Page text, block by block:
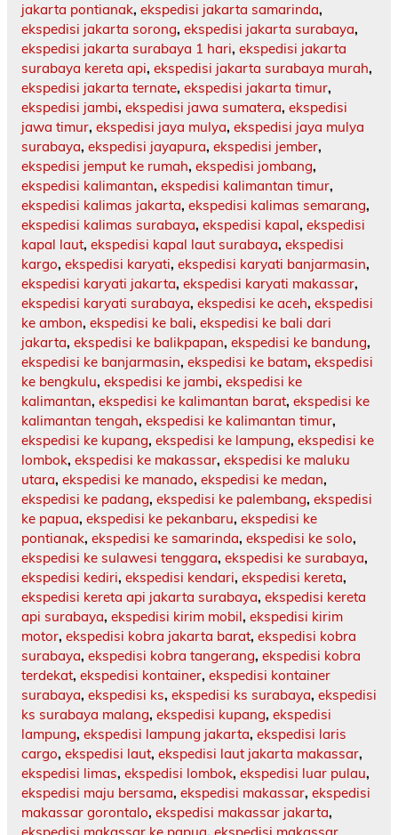
jakarta pontianak, ekspedisi jakarta samarinda,
ekspedisi jakarta sorong, ekspedisi jakarta surabaya,
ekspedisi jakarta surabaya 1 hari, ekspedisi jakarta
surabaya kereta api, ekspedisi jakarta surabaya murah,
ekspedisi jakarta ternate, ekspedisi jakarta timur,
ekspedisi jambi, ekspedisi jawa sumatera, ekspedisi
jawa timur, ekspedisi jaya mulya, ekspedisi jaya mulya
surabaya, ekspedisi jayapura, ekspedisi jember,
ekspedisi jemput ke rumah, ekspedisi jombang,
ekspedisi kalimantan, ekspedisi kalimantan timur,
ekspedisi kalimas jakarta, ekspedisi kalimas semarang,
ekspedisi kalimas surabaya, ekspedisi kapal, ekspedisi
kapal laut, ekspedisi kapal laut surabaya, ekspedisi
kargo, ekspedisi karyati, ekspedisi karyati banjarmasin,
ekspedisi karyati jakarta, ekspedisi karyati makassar,
ekspedisi karyati surabaya, ekspedisi ke aceh, ekspedisi
ke ambon, ekspedisi ke bali, ekspedisi ke bali dari
jakarta, ekspedisi ke balikpapan, ekspedisi ke bandung,
ekspedisi ke banjarmasin, ekspedisi ke batam, ekspedisi
ke bengkulu, ekspedisi ke jambi, ekspedisi ke
kalimantan, ekspedisi ke kalimantan barat, ekspedisi ke
kalimantan tengah, ekspedisi ke kalimantan timur,
ekspedisi ke kupang, ekspedisi ke lampung, ekspedisi ke
lombok, ekspedisi ke makassar, ekspedisi ke maluku
utara, ekspedisi ke manado, ekspedisi ke medan,
ekspedisi ke padang, ekspedisi ke palembang, ekspedisi
ke papua, ekspedisi ke pekanbaru, ekspedisi ke
pontianak, ekspedisi ke samarinda, ekspedisi ke solo,
ekspedisi ke sulawesi tenggara, ekspedisi ke surabaya,
ekspedisi kediri, ekspedisi kendari, ekspedisi kereta,
ekspedisi kereta api jakarta surabaya, ekspedisi kereta
api surabaya, ekspedisi kirim mobil, ekspedisi kirim
motor, ekspedisi kobra jakarta barat, ekspedisi kobra
surabaya, ekspedisi kobra tangerang, ekspedisi kobra
terdekat, ekspedisi kontainer, ekspedisi kontainer
surabaya, ekspedisi ks, ekspedisi ks surabaya, ekspedisi
ks surabaya malang, ekspedisi kupang, ekspedisi
lampung, ekspedisi lampung jakarta, ekspedisi laris
cargo, ekspedisi laut, ekspedisi laut jakarta makassar,
ekspedisi limas, ekspedisi lombok, ekspedisi luar pulau,
ekspedisi maju bersama, ekspedisi makassar, ekspedisi
makassar gorontalo, ekspedisi makassar jakarta,